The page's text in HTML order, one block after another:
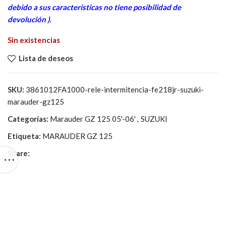
debido a sus caracteristicas no tiene posibilidad de
devolución ).
Sin existencias
Lista de deseos
SKU: 3861012FA1000-rele-intermitencia-fe218jr-suzuki-
marauder-gz125
Categorías: Marauder GZ 125 05'-06' , SUZUKI
Etiqueta: MARAUDER GZ 125
Share: